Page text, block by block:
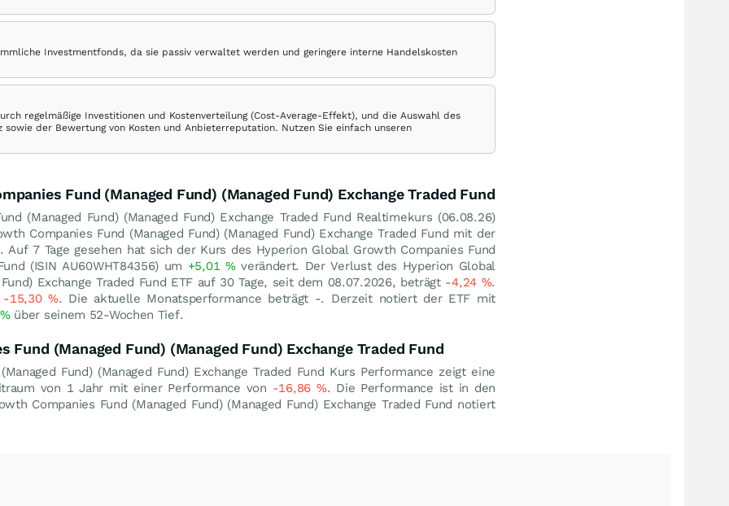
Investmentfonds, da sie passiv verwaltet werden und geringere interne Handelskosten
regelmäßige Investitionen und Kostenverteilung (Cost-Average-Effekt), und die Auswahl des
der Bewertung von Kosten und Anbieterreputation. Nutzen Sie einfach unseren
Fund (Managed Fund) (Managed Fund) Exchange Traded Fund
(Managed Fund) (Managed Fund) Exchange Traded Fund Realtimekurs (06.08.26)
Companies Fund (Managed Fund) (Managed Fund) Exchange Traded Fund mit der
7 Tage gesehen hat sich der Kurs des Hyperion Global Growth Companies Fund
(ISIN AU60WHT84356) um +5,01 %verändert. Der Verlust des Hyperion Global
Exchange Traded Fund ETF auf 30 Tage, seit dem 08.07.2026, beträgt -4,24 %.
-15,30%. Die aktuelle Monatsperformance beträgt -. Derzeit notiert der ETF mit
%über seinem 52-Wochen Tief.
(Managed Fund) (Managed Fund) Exchange Traded Fund
Fund) (Managed Fund) Exchange Traded Fund Kurs Performance zeigt eine
von 1 Jahr mit einer Performance von -16,86 %. Die Performance ist in den
Companies Fund (Managed Fund) (Managed Fund) Exchange Traded Fund notiert